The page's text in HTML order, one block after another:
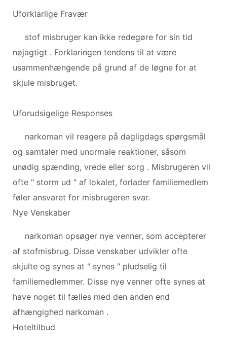
Uforklarlige Fravær
stof misbruger kan ikke redegøre for sin tid
nøjagtigt . Forklaringen tendens til at være
usammenhængende på grund af de løgne for at
skjule misbruget.
Uforudsigelige Responses
narkoman vil reagere på dagligdags spørgsmål
og samtaler med unormale reaktioner, såsom
unødig spænding, vrede eller sorg . Misbrugeren vil
ofte " storm ud " af lokalet, forlader familiemedlem
føler ansvaret for misbrugeren svar.
Nye Venskaber
narkoman opsøger nye venner, som accepterer
af stofmisbrug. Disse venskaber udvikler ofte
skjulte og synes at " synes " pludselig til
familiemedlemmer. Disse nye venner ofte synes at
have noget til fælles med den anden end
afhængighed narkoman .
Hoteltilbud